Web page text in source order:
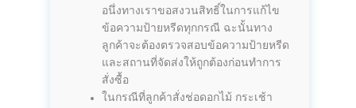
อนึ่งทางเราขอสงวนสิทธิ์ในการแก้ไข
ข้อความป้ายหรีดทุกกรณี ฉะนั้นทาง
ลูกค้าจะต้องตรวจสอบข้อความป้ายหรีด
และสถานที่จัดส่งให้ถูกต้องก่อนทำการ
สั่งซื้อ
ในกรณีที่ลูกค้าสั่งช่อดอกไม้ กระเช้า